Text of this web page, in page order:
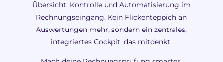
Übersicht, Kontrolle und Automatisierung im
Rechnungseingang. Kein Flickenteppich an
Auswertungen mehr, sondern ein zentrales,
integriertes Cockpit, das mitdenkt.